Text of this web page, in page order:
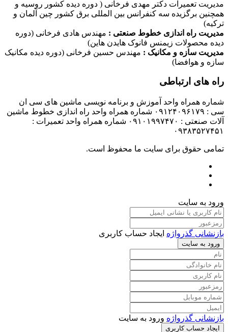
مدیریت تعمیرات دکتر مهدی فرخانی ( دوره دیده کشور روسیه و
همچنین برگزیده سه کنفرانس بین المللی برق کشور چین آلمان و
ترکیه)
مدیریت راه اندازی خطوط صنعتی : مهندس هادی فرخانی (دوره
دیده محصولات زیمنس فانوک هایدن هاین)
مدیریت سازه و مکانیک : مهندس حسین فرخانی (دوره دیده مکانیک
سازه و هوافضا)
راه های ارتباطی
شماره همراه واحد آموزش و برنامه نویسی ماشین های سی ان
سی : ۰۹۱۲۴۰۹۶۱۷۹ شماره همراه واحد راه اندازی خطوط ماشین
آلات صنعتی : ۰۹۱۰۱۹۹۷۴۷۰ شماره همراه واحد تعمیرات :
۰۹۳۸۳۵۲۷۴۵۱
تمامی حقوق برای سایت ما محفوظ است.
ورود به سایت
بازنشانی گذرواژه ایجاد حساب کاربری
ورود به سایت
بازنشانی گذرواژه ورود به سایت
ایجاد حساب کاربری